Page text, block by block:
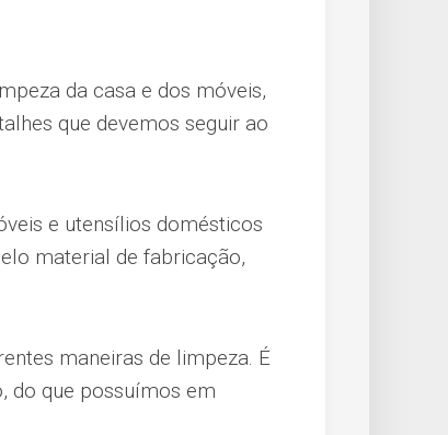
da casa e dos móveis,
que devemos seguir ao
e utensílios domésticos
material de fabricação,
maneiras de limpeza. É
do que possuímos em